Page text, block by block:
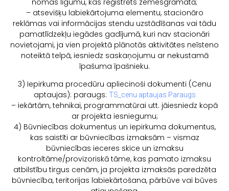
– atsevišķu labiekārtojuma elementu, stacionāro
reklāmas vai informācijas stendu uzstādīšanas vai tādu
pamatlīdzekļu iegādes gadījumā, kuri nav stacionāri
novietojami, ja vien projektā plānotās aktivitātes neīsteno
noteiktā telpā, iesniedz saskaņojumu ar nekustamā
īpašuma īpašnieku.
3) Iepirkuma procedūru apliecinoši dokumenti (Cenu
aptaujas): paraugs: TS_cenu aptaujas Paraugs
– iekārtām, tehnikai, programmatūrai utt. jāiesniedz kopā
ar projekta iesniegumu;
4) Būvniecības dokumentus un iepirkuma dokumentus,
kas saistīti ar būvniecības izmaksām – vismaz
būvniecības ieceres skice un izmaksu
kontroltāme/provizoriskā tāme, kas pamato izmaksu
atbilstību tirgus cenām, ja projekta izmaksās paredzēta
būvniecība, teritorijas labiekārtošana, pārbūve vai būves